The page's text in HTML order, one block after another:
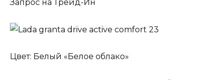
Запрос на Трейд-Ин
Цвет: Белый «Белое облако»